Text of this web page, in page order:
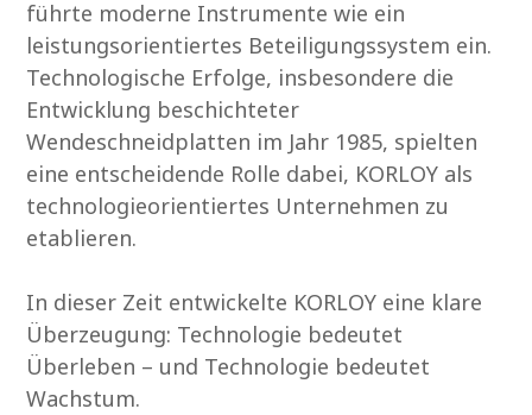
führte moderne Instrumente wie ein
leistungsorientiertes Beteiligungssystem ein.
Technologische Erfolge, insbesondere die
Entwicklung beschichteter
Wendeschneidplatten im Jahr 1985, spielten
eine entscheidende Rolle dabei, KORLOY als
technologieorientiertes Unternehmen zu
etablieren.
In dieser Zeit entwickelte KORLOY eine klare
Überzeugung: Technologie bedeutet
Überleben – und Technologie bedeutet
Wachstum.